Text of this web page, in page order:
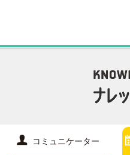
コミュニケーター